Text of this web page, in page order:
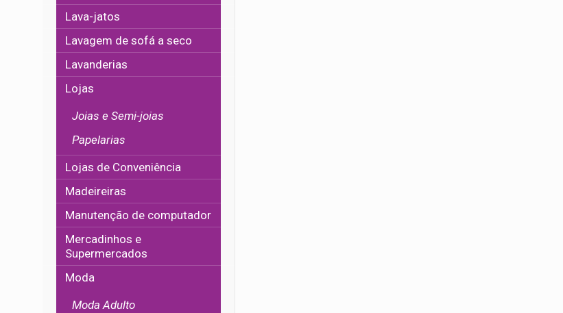
Lava-jatos
Lavagem de sofá a seco
Lavanderias
Lojas
Joias e Semi-joias
Papelarias
Lojas de Conveniência
Madeireiras
Manutenção de computador
Mercadinhos e
Supermercados
Moda
Moda Adulto